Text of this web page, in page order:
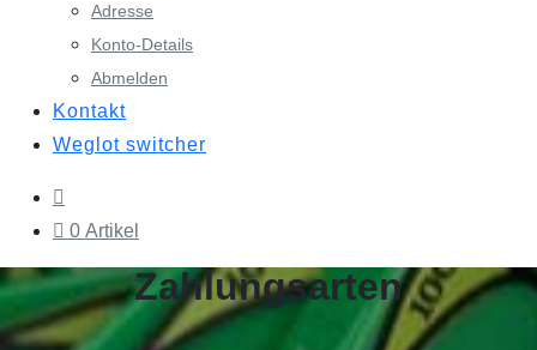
Adresse
Konto-Details
Abmelden
Kontakt
Weglot switcher
0 Artikel
Zahlungsarten